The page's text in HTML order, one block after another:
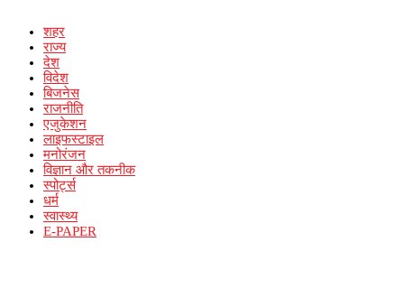
शहर
राज्य
देश
विदेश
बिजनेस
राजनीति
एजुकेशन
लाइफस्टाइल
मनोरंजन
विज्ञान और तकनीक
स्पोर्ट्स
धर्म
स्वास्थ्य
E-PAPER